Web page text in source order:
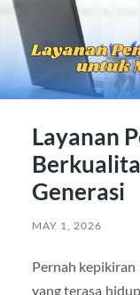
Layanan
Generasi
MAY 1, 2026
Pernah kepikiran
yang terasa